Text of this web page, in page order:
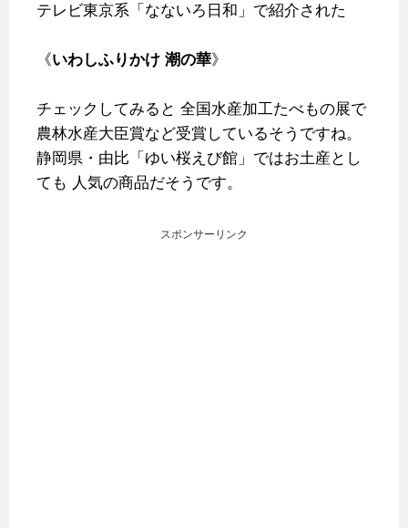
テレビ東京系「なないろ日和」で紹介された
《いわしふりかけ 潮の華》
チェックしてみると 全国水産加工たべもの展で
農林水産大臣賞など受賞しているそうですね。
静岡県・由比「ゆい桜えび館」ではお土産とし
ても 人気の商品だそうです。
スポンサーリンク